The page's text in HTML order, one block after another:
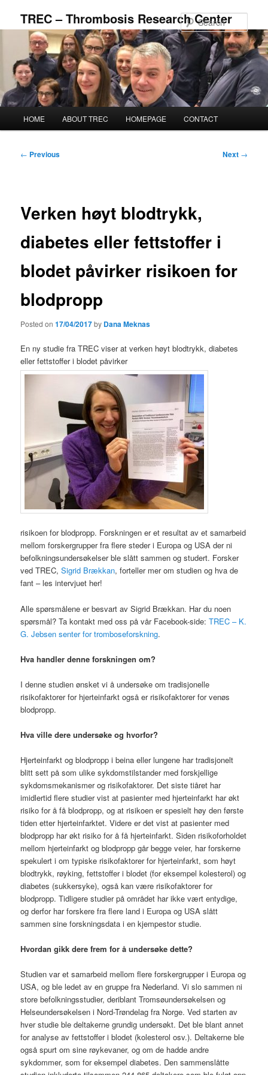
primary
TREC – Thrombosis Research Center
HOME ABOUT TREC HOMEPAGE CONTACT
Post
← Previous Next →
Verken høyt blodtrykk,
diabetes eller fettstoffer i
blodet påvirker risikoen for
blodpropp
Posted on17/04/2017by Dana Meknas
En ny studie fra TREC viser at verken høyt blodtrykk, diabetes
eller fettstoffer i blodet påvirker
risikoen for blodpropp. Forskningen er et resultat av et samarbeid
mellom forskergrupper fra flere steder i Europa og USA der ni
befolkningsundersøkelser ble slått sammen og studert. Forsker
ved TREC,Sigrid Brækkan, forteller mer om studien og hva de
fant – les intervjuet her!
Alle spørsmålene er besvart av Sigrid Brækkan. Har du noen
spørsmål? Ta kontakt med oss på vår Facebook-side:TREC – K.
G. Jebsen senter for tromboseforskning.
Hva handler denne forskningen om?
I denne studien ønsket vi å undersøke om tradisjonelle
risikofaktorer for hjerteinfarkt også er risikofaktorer for venøs
blodpropp.
Hva ville dere undersøke og hvorfor?
Hjerteinfarkt og blodpropp i beina eller lungene har tradisjonelt
blitt sett på som ulike sykdomstilstander med forskjellige
sykdomsmekanismer og risikofaktorer. Det siste tiåret har
imidlertid flere studier vist at pasienter med hjerteinfarkt har økt
risiko for å få blodpropp, og at risikoen er spesielt høy den første
tiden etter hjerteinfarktet. Videre er det vist at pasienter med
blodpropp har økt risiko for å få hjerteinfarkt. Siden risikoforholdet
mellom hjerteinfarkt og blodpropp går begge veier, har forskerne
spekulert i om typiske risikofaktorer for hjerteinfarkt, som høyt
blodtrykk, røyking, fettstoffer i blodet (for eksempel kolesterol) og
diabetes (sukkersyke), også kan være risikofaktorer for
blodpropp. Tidligere studier på området har ikke vært entydige,
og derfor har forskere fra flere land i Europa og USA slått
sammen sine forskningsdata i en kjempestor studie.
Hvordan gikk dere frem for å undersøke dette?
Studien var et samarbeid mellom flere forskergrupper i Europa og
USA, og ble ledet av en gruppe fra Nederland. Vi slo sammen ni
store befolkningsstudier, deriblant Tromsøundersøkelsen og
Helseundersøkelsen i Nord-Trøndelag fra Norge. Ved starten av
hver studie ble deltakerne grundig undersøkt. Det ble blant annet
for analyse av fettstoffer i blodet (kolesterol osv.). Deltakerne ble
også spurt om sine røykevaner, og om de hadde andre
sykdommer, som for eksempel diabetes. Den sammenslåtte